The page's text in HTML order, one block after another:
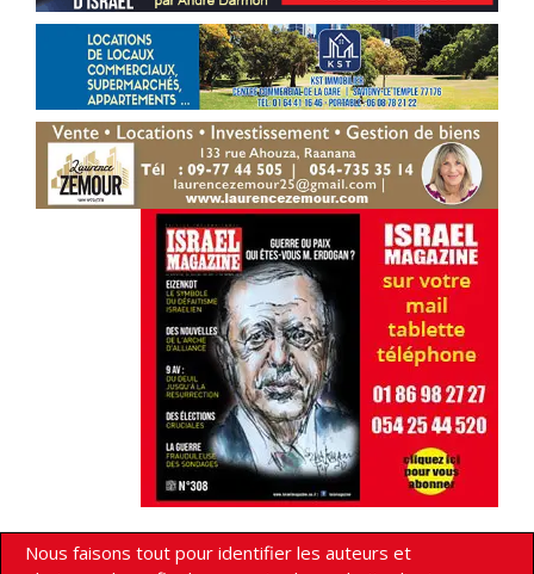
Nous faisons tout pour identifier les auteurs et